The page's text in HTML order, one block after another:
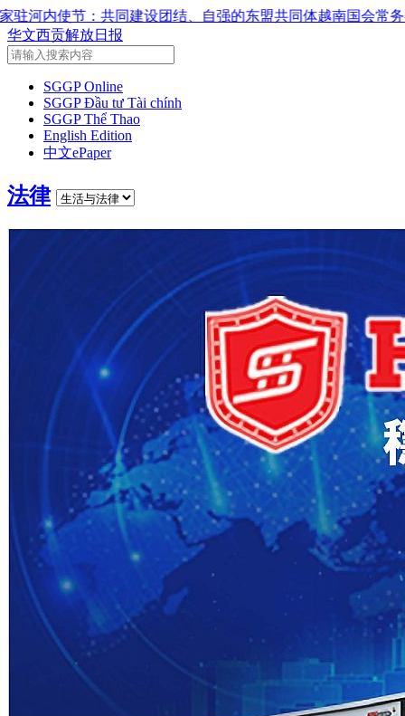
的东盟共同体越南国会常务委员会会议：提交国会审议通过设
华文西贡解放日报
SGGP Online
SGGP Đầu tư Tài chính
SGGP Thể Thao
English Edition
中文ePaper
法律